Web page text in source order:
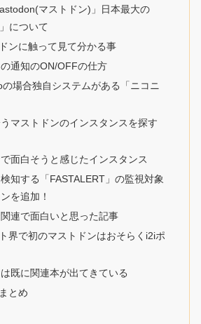
マストドン)」日本最大の
について
ンに触って見て分かる事
通知のON/OFFの仕方
場合独自システムがある「ニコニ
マストドンのインスタンスを探す
面白そうと感じたインスタンス
知する「FASTALERT」の監視対象
を追加！
連で面白いと思った記事
界で初のマストドンはおそらくi2iポ
既に関連本が出てきている
とめ